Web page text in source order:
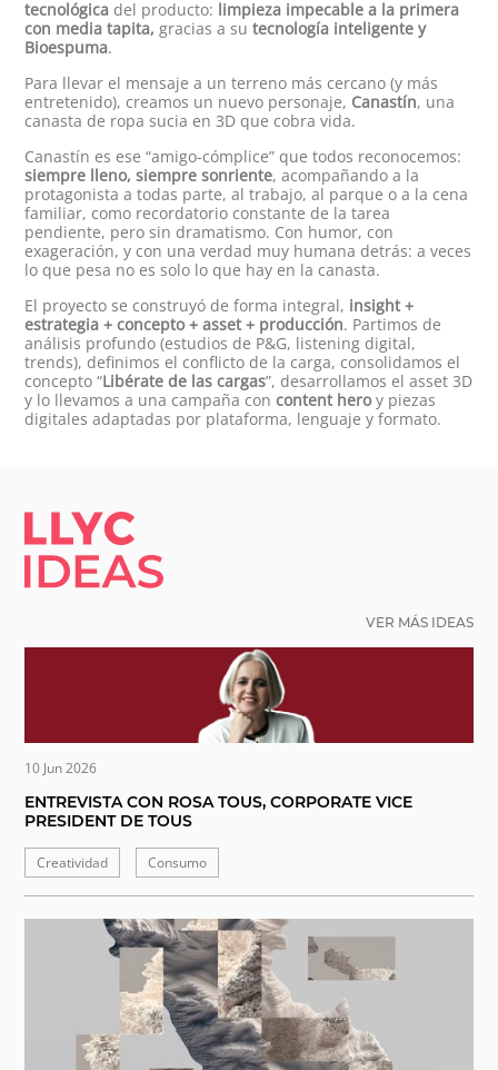
tecnológica del producto: limpieza impecable a la primera
con media tapita, gracias a sutecnología inteligente y
Bioespuma.
Para llevar el mensaje a un terreno más cercano (y más
entretenido), creamos un nuevo personaje, Canastín, una
canasta de ropa sucia en 3D que cobra vida.
Canastín es ese “amigo-cómplice” que todos reconocemos:
siempre lleno, siempre sonriente, acompañando a la
protagonista a todas parte, al trabajo, al parque o a la cena
familiar, como recordatorio constante de la tarea
pendiente, pero sin dramatismo. Con humor, con
exageración, y con una verdad muy humana detrás: a veces
lo que pesa no es solo lo que hay en la canasta.
El proyecto se construyó de forma integral, insight +
estrategia + concepto + asset + producción. Partimos de
análisis profundo (estudios de P&G, listening digital,
trends), definimos el conflicto de la carga, consolidamos el
concepto “Libérate de las cargas”, desarrollamos el asset 3D
y lo llevamos a una campaña concontent heroy piezas
digitales adaptadas por plataforma, lenguaje y formato.
LLYC IDEAS.
VER MÁS IDEAS
10 Jun 2026
ENTREVISTA CON ROSA TOUS, CORPORATE VICE
PRESIDENT DE TOUS
Creatividad Consumo